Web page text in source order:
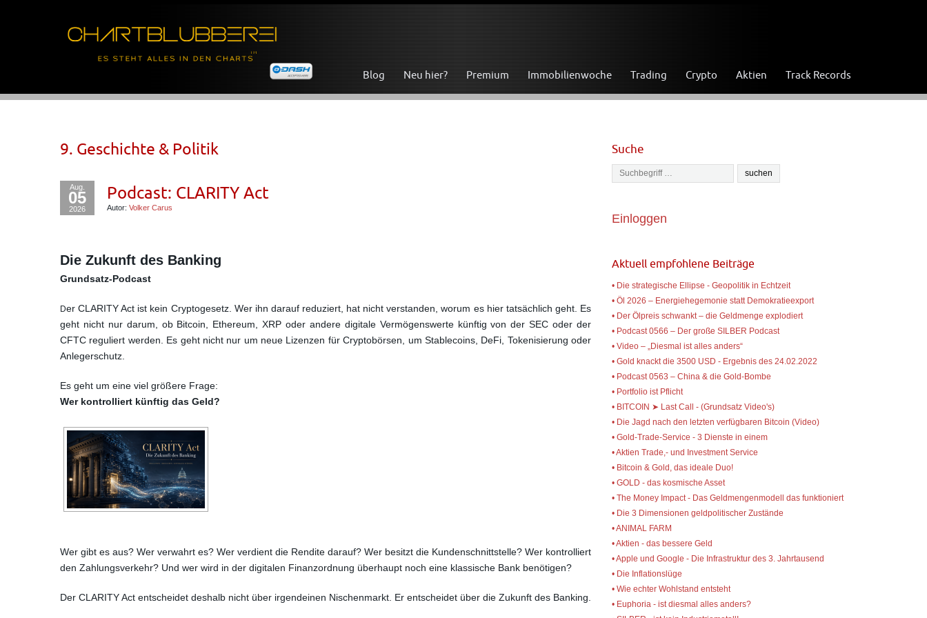
Blog Neu hier? Premium Immobilienwoche Trading Crypto Aktien Track Records
9. Geschichte & Politik
Aug.
05
2026
Podcast: CLARITY Act
Autor: Volker Carus
Die Zukunft des Banking
Grundsatz-Podcast
Der CLARITY Act ist kein Cryptogesetz. Wer ihn darauf reduziert, hat nicht verstanden, worum es hier tatsächlich geht. Es
geht nicht nur darum, ob Bitcoin, Ethereum, XRP oder andere digitale Vermögenswerte künftig von der SEC oder der
CFTC reguliert werden. Es geht nicht nur um neue Lizenzen für Cryptobörsen, um Stablecoins, DeFi, Tokenisierung oder
Anlegerschutz.
Es geht um eine viel größere Frage:
Wer kontrolliert künftig das Geld?
Wer gibt es aus? Wer verwahrt es? Wer verdient die Rendite darauf? Wer besitzt die Kundenschnittstelle? Wer kontrolliert
den Zahlungsverkehr? Und wer wird in der digitalen Finanzordnung überhaupt noch eine klassische Bank benötigen?
Der CLARITY Act entscheidet deshalb nicht über irgendeinen Nischenmarkt. Er entscheidet über die Zukunft des Banking.
Suche
Einloggen
Aktuell empfohlene Beiträge
• Die strategische Ellipse - Geopolitik in Echtzeit
• Öl 2026 – Energiehegemonie statt Demokratieexport
• Der Ölpreis schwankt – die Geldmenge explodiert
• Podcast 0566 – Der große SILBER Podcast
• Video – „Diesmal ist alles anders“
• Gold knackt die 3500 USD - Ergebnis des 24.02.2022
• Podcast 0563 – China & die Gold-Bombe
• Portfolio ist Pflicht
• BITCOIN ➤ Last Call - (Grundsatz Video's)
• Die Jagd nach den letzten verfügbaren Bitcoin (Video)
• Gold-Trade-Service - 3 Dienste in einem
• Aktien Trade,- und Investment Service
• Bitcoin & Gold, das ideale Duo!
• GOLD - das kosmische Asset
• The Money Impact - Das Geldmengenmodell das funktioniert
• Die 3 Dimensionen geldpolitischer Zustände
• ANIMAL FARM
• Aktien - das bessere Geld
• Apple und Google - Die Infrastruktur des 3. Jahrtausend
• Die Inflationslüge
• Wie echter Wohlstand entsteht
• Euphoria - ist diesmal alles anders?